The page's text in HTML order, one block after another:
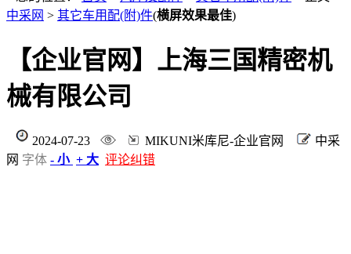
中采网 > 其它车用配(附)件(横屏效果最佳)
【企业官网】上海三国精密机
械有限公司
2024-07-23 MIKUNI米库尼-企业官网
中采
网 字体 - 小 + 大 评论纠错